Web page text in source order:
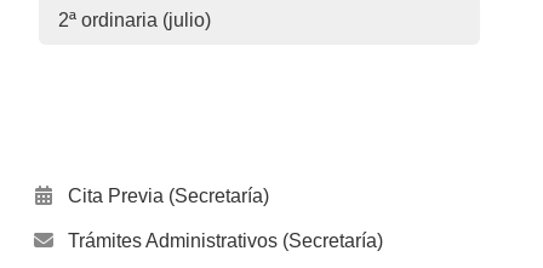
2ª ordinaria (julio)
Cita Previa (Secretaría)
Trámites Administrativos (Secretaría)